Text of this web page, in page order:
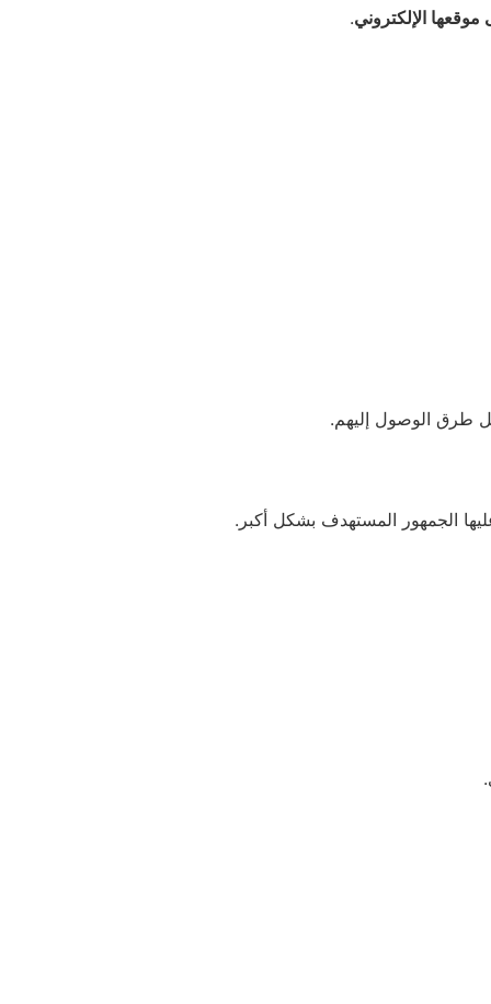
موقعها الإلكتروني.
طرق الوصول إليهم.
الجمهور المستهدف بشكل أكبر.